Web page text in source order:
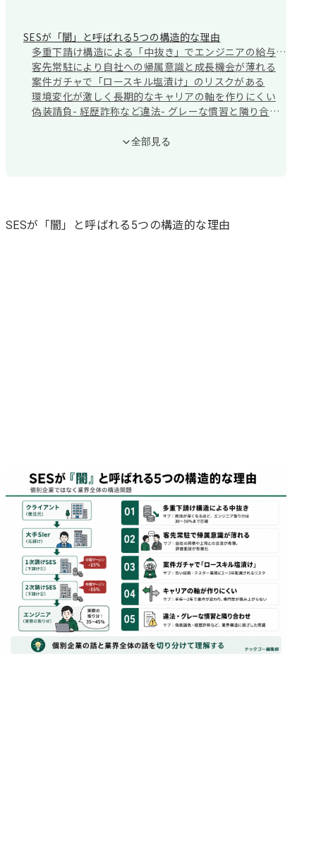
SESが「闇」と呼ばれる5つの構造的な理由
多重下請け構造による「中抜き」でエンジニアの給与が低くなる
客先常駐により自社への帰属意識と成長機会が薄れる
案件ガチャで「ロースキル塩漬け」のリスクがある
環境変化が激しく長期的なキャリアの軸を作りにくい
偽装請負- 経歴詐称など違法- グレーな慣習と隣り合わせ
最高裁で賠償命令確定の「闇SES経歴詐称事件」とは
待機期間中に給与をカットする規定がある
ステップ1｜自分の市場価値を棚卸しする
ステップ2｜違法行為がある場合は外部機関に相談する
ステップ3｜転職活動の前に「軸」を言語化する
全部見る
SESが「闇」と呼ばれる5つの構造的な理由